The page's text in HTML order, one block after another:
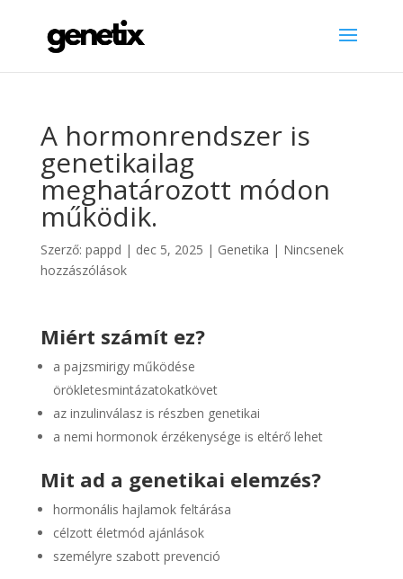
A hormonrendszer is
genetikailag
meghatározott módon
működik.
Szerző: pappd | dec 5, 2025 | Genetika | Nincsenek
hozzászólások
Miért számít ez?
a pajzsmirigy működése
örökletesmintázatokatkövet
az inzulinválasz is részben genetikai
a nemi hormonok érzékenysége is eltérő lehet
Mit ad a genetikai elemzés?
hormonális hajlamok feltárása
célzott életmód ajánlások
személyre szabott prevenció